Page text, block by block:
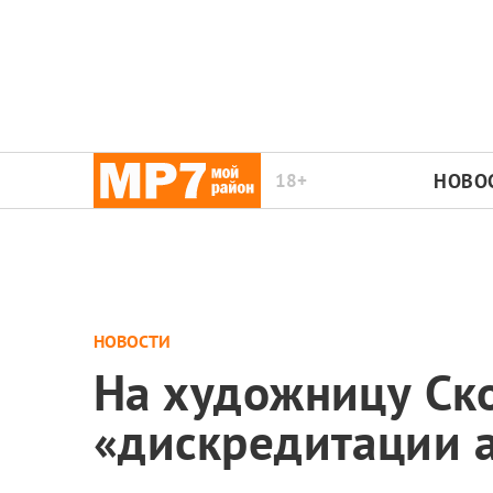
18+
НОВОСТИ
На художницу
«дискредитации